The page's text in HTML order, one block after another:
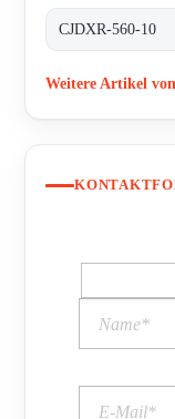
CJDXR-560-10
Weitere Artikel